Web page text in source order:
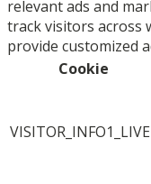
relevant ads and
track visitors across
provide customized
Cookie
VISITOR_INFO1_LIVE